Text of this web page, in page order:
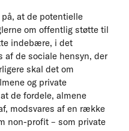
at de potentielle
om offentlig støtte til
indebære, i det
de sociale hensyn, der
skal det om
og private
de fordele, almene
modsvares af en række
non-profit – som private